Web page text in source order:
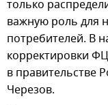
только
важную роль для
потребителей. В
корректировки
в правительстве
Черезов.